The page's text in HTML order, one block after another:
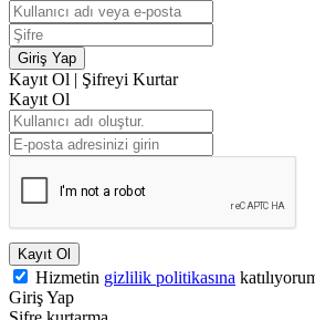
Giriş Yap
Kayıt Ol | Şifreyi Kurtar
Kayıt Ol
Kayıt Ol
Hizmetin gizlilik politikasına
Giriş Yap